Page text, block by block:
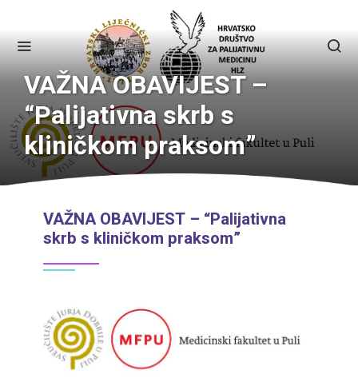
VAŽNA OBAVIJEST –
“Palijativna skrb s
kliničkom praksom”
VAŽNA OBAVIJEST – “Palijativna
skrb s kliničkom praksom”